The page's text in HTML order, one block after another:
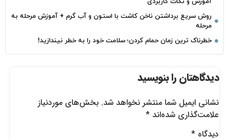
روش سریع برداشتن ناخن کاشت با استون و آب گرم + آموزش مرحله به
مرحله
خطرناک‌ ترین زمان‌ حمام کردن؛ سلامت خود را به خطر نیندازید!
دیدگاهتان را بنویسید
نشانی ایمیل شما منتشر نخواهد شد. بخش‌های موردنیاز
علامت‌گذاری شده‌اند*
دیدگاه*